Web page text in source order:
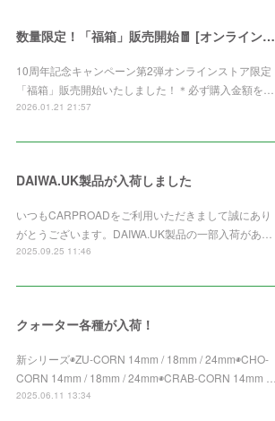
数量限定！「福箱」販売開始🧧 [オンライン限定]
10周年記念キャンペーン第2弾オンラインストア限定
「福箱」販売開始いたしました！＊必ず購入金額を…
2026.01.21 21:57
DAIWA.UK製品が入荷しました
いつもCARPROADをご利用いただきまして誠にあり
がとうございます。DAIWA.UK製品の一部入荷があ…
2025.09.25 11:46
クォーター各種が入荷！
新シリーズ◉ZU-CORN 14mm / 18mm / 24mm◉CHO-
CORN 14mm / 18mm / 24mm◉CRAB-CORN 14mm …
2025.06.11 13:34